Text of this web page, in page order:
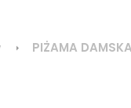
PIŻAMA